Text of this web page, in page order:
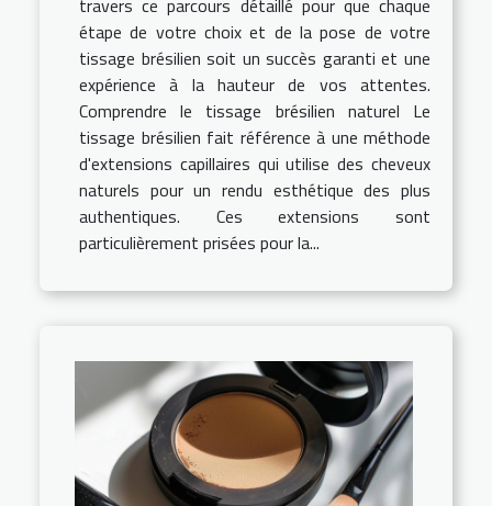
travers ce parcours détaillé pour que chaque
étape de votre choix et de la pose de votre
tissage brésilien soit un succès garanti et une
expérience à la hauteur de vos attentes.
Comprendre le tissage brésilien naturel Le
tissage brésilien fait référence à une méthode
d'extensions capillaires qui utilise des cheveux
naturels pour un rendu esthétique des plus
authentiques. Ces extensions sont
particulièrement prisées pour la...